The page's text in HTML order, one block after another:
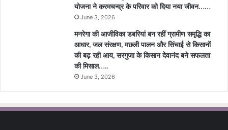
योजना ने करमचन्द्र के परिवार को दिया नया जीवन……
June 3, 2026
मनरेगा की आजीविका डबरियां बन रहीं ग्रामीण समृद्धि का
आधार, जल संरक्षण, मछली पालन और सिंचाई से किसानों
की बढ़ रही आय, सरगुजा के किसान देवानंद बने सफलता
की मिसाल…..
June 3, 2026